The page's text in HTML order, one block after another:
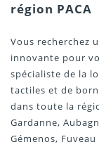
région PACA
Vous recherchez
innovante pour
spécialiste de la
tactiles et de
dans toute la
Gardanne,
Gémenos,